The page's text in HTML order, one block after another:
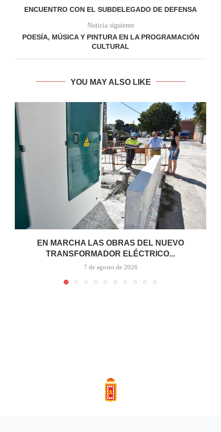
ENCUENTRO CON EL SUBDELEGADO DE DEFENSA
Noticia siguiente
POESÍA, MÚSICA Y PINTURA EN LA PROGRAMACIÓN
CULTURAL
YOU MAY ALSO LIKE
EN MARCHA LAS OBRAS DEL NUEVO
TRANSFORMADOR ELÉCTRICO...
7 de agosto de 2026